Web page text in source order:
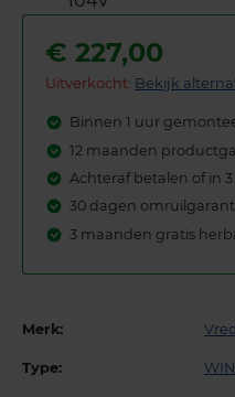
€ 227,00
Uitverkocht: Bekijk
Binnen 1 uur
12 maanden
Achteraf betalen of in
30 dagen
3 maanden gratis
Merk:
Type: